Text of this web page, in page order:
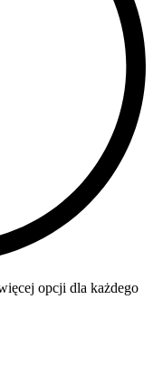
opcji dla każdego